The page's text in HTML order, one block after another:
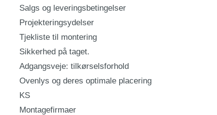
Salgs og leveringsbetingelser
Projekteringsydelser
Tjekliste til montering
Sikkerhed på taget.
Adgangsveje: tilkørselsforhold
Ovenlys og deres optimale placering
KS
Montagefirmaer